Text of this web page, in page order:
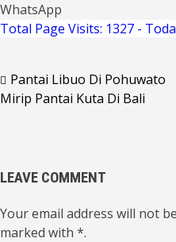
WhatsApp
Total Page Visits: 1327 -
Navigasi
pos
Pantai Libuo Di Pohuwato
Mirip Pantai Kuta Di Bali
LEAVE COMMENT
Your email address will not
marked with *.